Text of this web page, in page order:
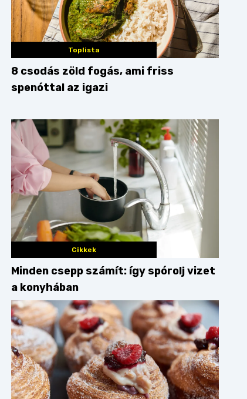
étterem ajánló
Toplista
8 csodás zöld fogás, ami friss
spenóttal az igazi
Cikkek
Minden csepp számít: így spórolj vizet
a konyhában